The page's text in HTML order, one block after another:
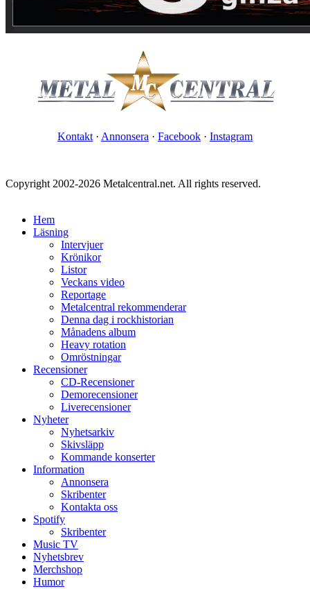
Kontakt · Annonsera · Facebook · Instagram
Copyright 2002-2026 Metalcentral.net. All rights reserved.
Hem
Läsning
Intervjuer
Krönikor
Listor
Veckans video
Reportage
Metalcentral rekommenderar
Denna dag i rockhistorian
Månadens album
Heavy rotation
Omröstningar
Recensioner
CD-Recensioner
Demorecensioner
Liverecensioner
Nyheter
Nyhetsarkiv
Skivsläpp
Kommande konserter
Information
Annonsera
Skribenter
Kontakta oss
Spotify
Skribenter
Music TV
Nyhetsbrev
Merchshop
Humor